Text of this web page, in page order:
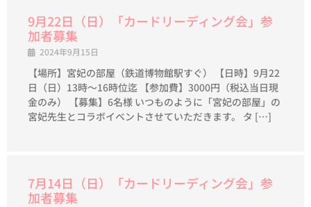
9月22日（日）「カードリーディング会」参
加者募集
2024年9月15日
【場所】宮妃の部屋（鉄道博物館駅すぐ） 【日時】9月22
日（日）13時～16時位迄 【参加費】3000円（税込当日現
金のみ） 【募集】6名様 いつものように「宮妃の部屋」の
宮妃先生とコラボイベントさせていただきます。 タ […]
7月14日（日）「カードリーディング会」参
加者募集